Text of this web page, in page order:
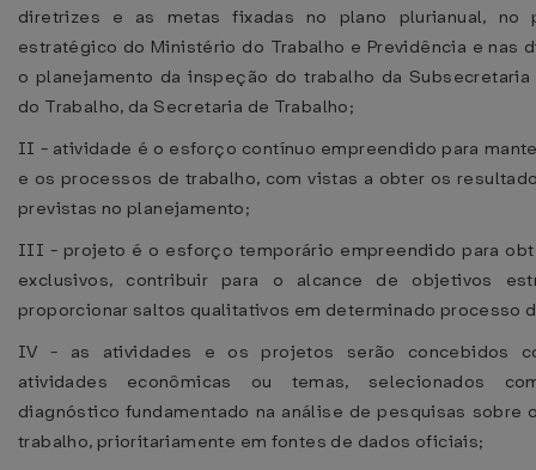
diretrizes e as metas fixadas no plano plurianual, no
estratégico do Ministério do Trabalho e Previdência e nas
o planejamento da inspeção do trabalho da
do Trabalho, da Secretaria de Trabalho;
II - atividade é o esforço contínuo empreendido para
e os processos de trabalho, com vistas a obter os
previstas no planejamento;
III - projeto é o esforço temporário empreendido para
exclusivos, contribuir para o alcance de objetivos
proporcionar saltos qualitativos em determinado processo
IV - as atividades e os projetos serão concebidos
atividades econômicas ou temas, selecionados
diagnóstico fundamentado na análise de pesquisas sobre
trabalho, prioritariamente em fontes de dados oficiais;